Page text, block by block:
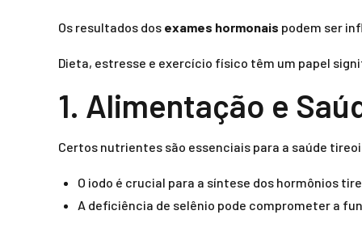
Os resultados dos exames hormonais podem ser
Dieta, estresse e exercício físico têm um papel
1. Alimentação e
Certos nutrientes são essenciais para a saúde
O iodo é crucial para a síntese dos hormônios
A deficiência de selênio pode comprometer a